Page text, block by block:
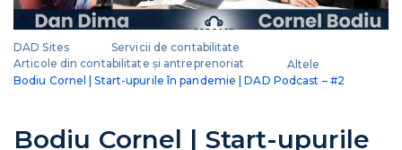
DAD Sites
Servicii de contabilitate
Articole din contabilitate și antreprenoriat
Altele
Bodiu Cornel | Start-upurile în pandemie | DAD Podcast – #2
Bodiu Cornel | Start-upurile